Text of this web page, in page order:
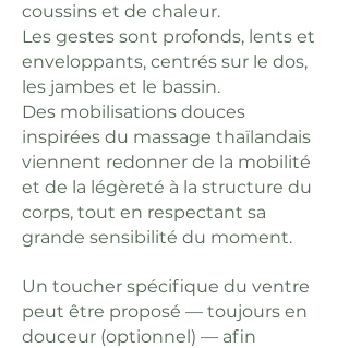
coussins et de chaleur.
Les gestes sont profonds, lents et
enveloppants, centrés sur le dos,
les jambes et le bassin.
Des mobilisations douces
inspirées du massage thaïlandais
viennent redonner de la mobilité
et de la légèreté à la structure du
corps, tout en respectant sa
grande sensibilité du moment.
Un toucher spécifique du ventre
peut être proposé — toujours en
douceur (optionnel) — afin